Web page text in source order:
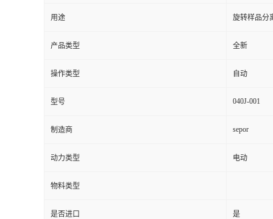
用途 旋转样品分
产品类型 全新
操作类型 自动
型号 040J-001
制造商 sepor
动力类型 电动
物料类型
是否进口 是